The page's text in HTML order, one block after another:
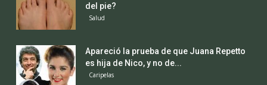
del pie?
Salud
Apareció la prueba de que Juana Repetto
es hija de Nico, y no de...
Caripelas